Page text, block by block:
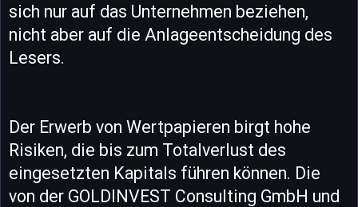
sich nur auf das Unternehmen beziehen,
nicht aber auf die Anlageentscheidung des
Lesers.
Der Erwerb von Wertpapieren birgt hohe
Risiken, die bis zum Totalverlust des
eingesetzten Kapitals führen können. Die
von der GOLDINVEST Consulting GmbH und